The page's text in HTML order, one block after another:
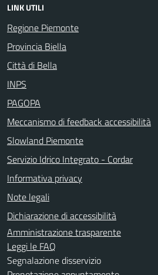
LINK UTILI
Regione Piemonte
Provincia Biella
Città di Bella
INPS
PAGOPA
Meccanismo di feedback accessibilità
Slowland Piemonte
Servizio Idrico Integrato - Cordar
Informativa privacy
Note legali
Dichiarazione di accessibilità
Amministrazione trasparente
Leggi le FAQ
Segnalazione disservizio